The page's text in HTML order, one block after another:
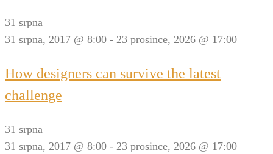
31 srpna
31 srpna, 2017 @ 8:00 - 23 prosince, 2026 @ 17:00
How designers can survive the latest
challenge
31 srpna
31 srpna, 2017 @ 8:00 - 23 prosince, 2026 @ 17:00